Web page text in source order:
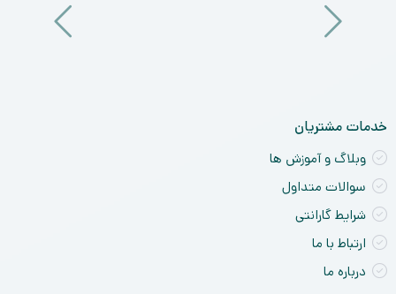
خدمات مشتریان
وبلاگ و آموزش ها
سوالات متداول
شرایط گارانتی
ارتباط با ما
درباره ما